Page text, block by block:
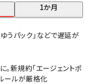
1か月
うパック」などで遅延が
新規約「エージェントポ
ールが厳格化